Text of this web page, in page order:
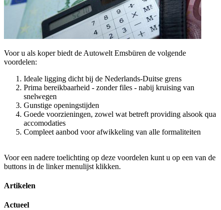
Voor u als koper biedt de Autowelt Emsbüren de volgende
voordelen:
Ideale ligging dicht bij de Nederlands-Duitse grens
Prima bereikbaarheid - zonder files - nabij kruising van
snelwegen
Gunstige openingstijden
Goede voorzieningen, zowel wat betreft providing alsook qua
accomodaties
Compleet aanbod voor afwikkeling van alle formaliteiten
Voor een nadere toelichting op deze voordelen kunt u op een van de
buttons in de linker menulijst klikken.
Artikelen
Actueel